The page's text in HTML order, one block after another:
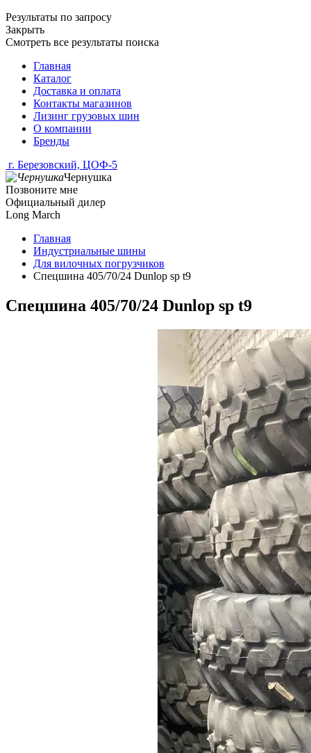
Результаты по запросу
Закрыть
Смотреть все результаты поиска
Главная
Каталог
Доставка и оплата
Контакты магазинов
Лизинг грузовых шин
О компании
Бренды
г. Березовский, ЦОФ-5
Чернушка
Позвоните мне
Официальный дилер
Long March
Главная
Индустриальные шины
Для вилочных погрузчиков
Спецшина 405/70/24 Dunlop sp t9
Спецшина 405/70/24 Dunlop sp t9